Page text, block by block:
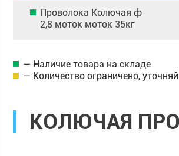
Проволока Колючая ф
2,8 моток моток 35кг
— Наличие товара на складе
— Количество ограничено,
КОЛЮЧАЯ